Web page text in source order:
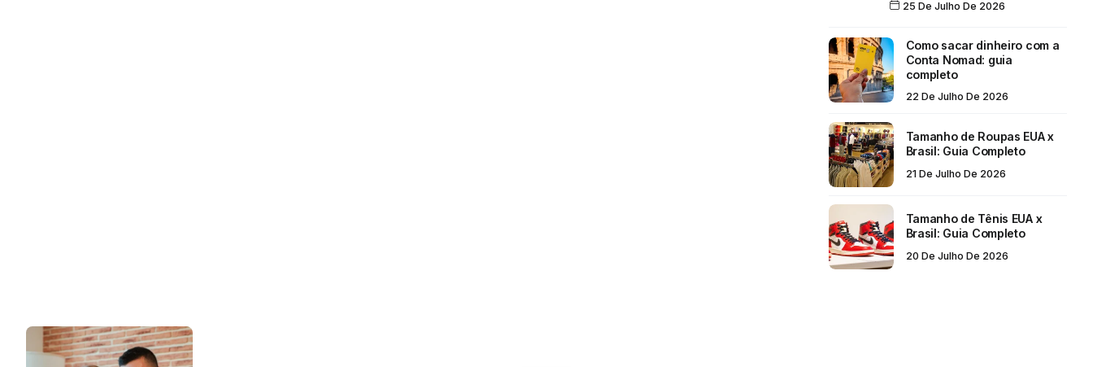
25 De Julho De 2026
Como sacar dinheiro com a
Conta Nomad: guia
completo
22 De Julho De 2026
Tamanho de Roupas EUA x
Brasil: Guia Completo
21 De Julho De 2026
Tamanho de Tênis EUA x
Brasil: Guia Completo
20 De Julho De 2026